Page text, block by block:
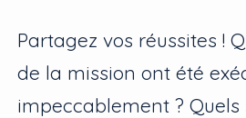
Partagez vos réussites !
de la mission ont été
impeccablement ? Quels